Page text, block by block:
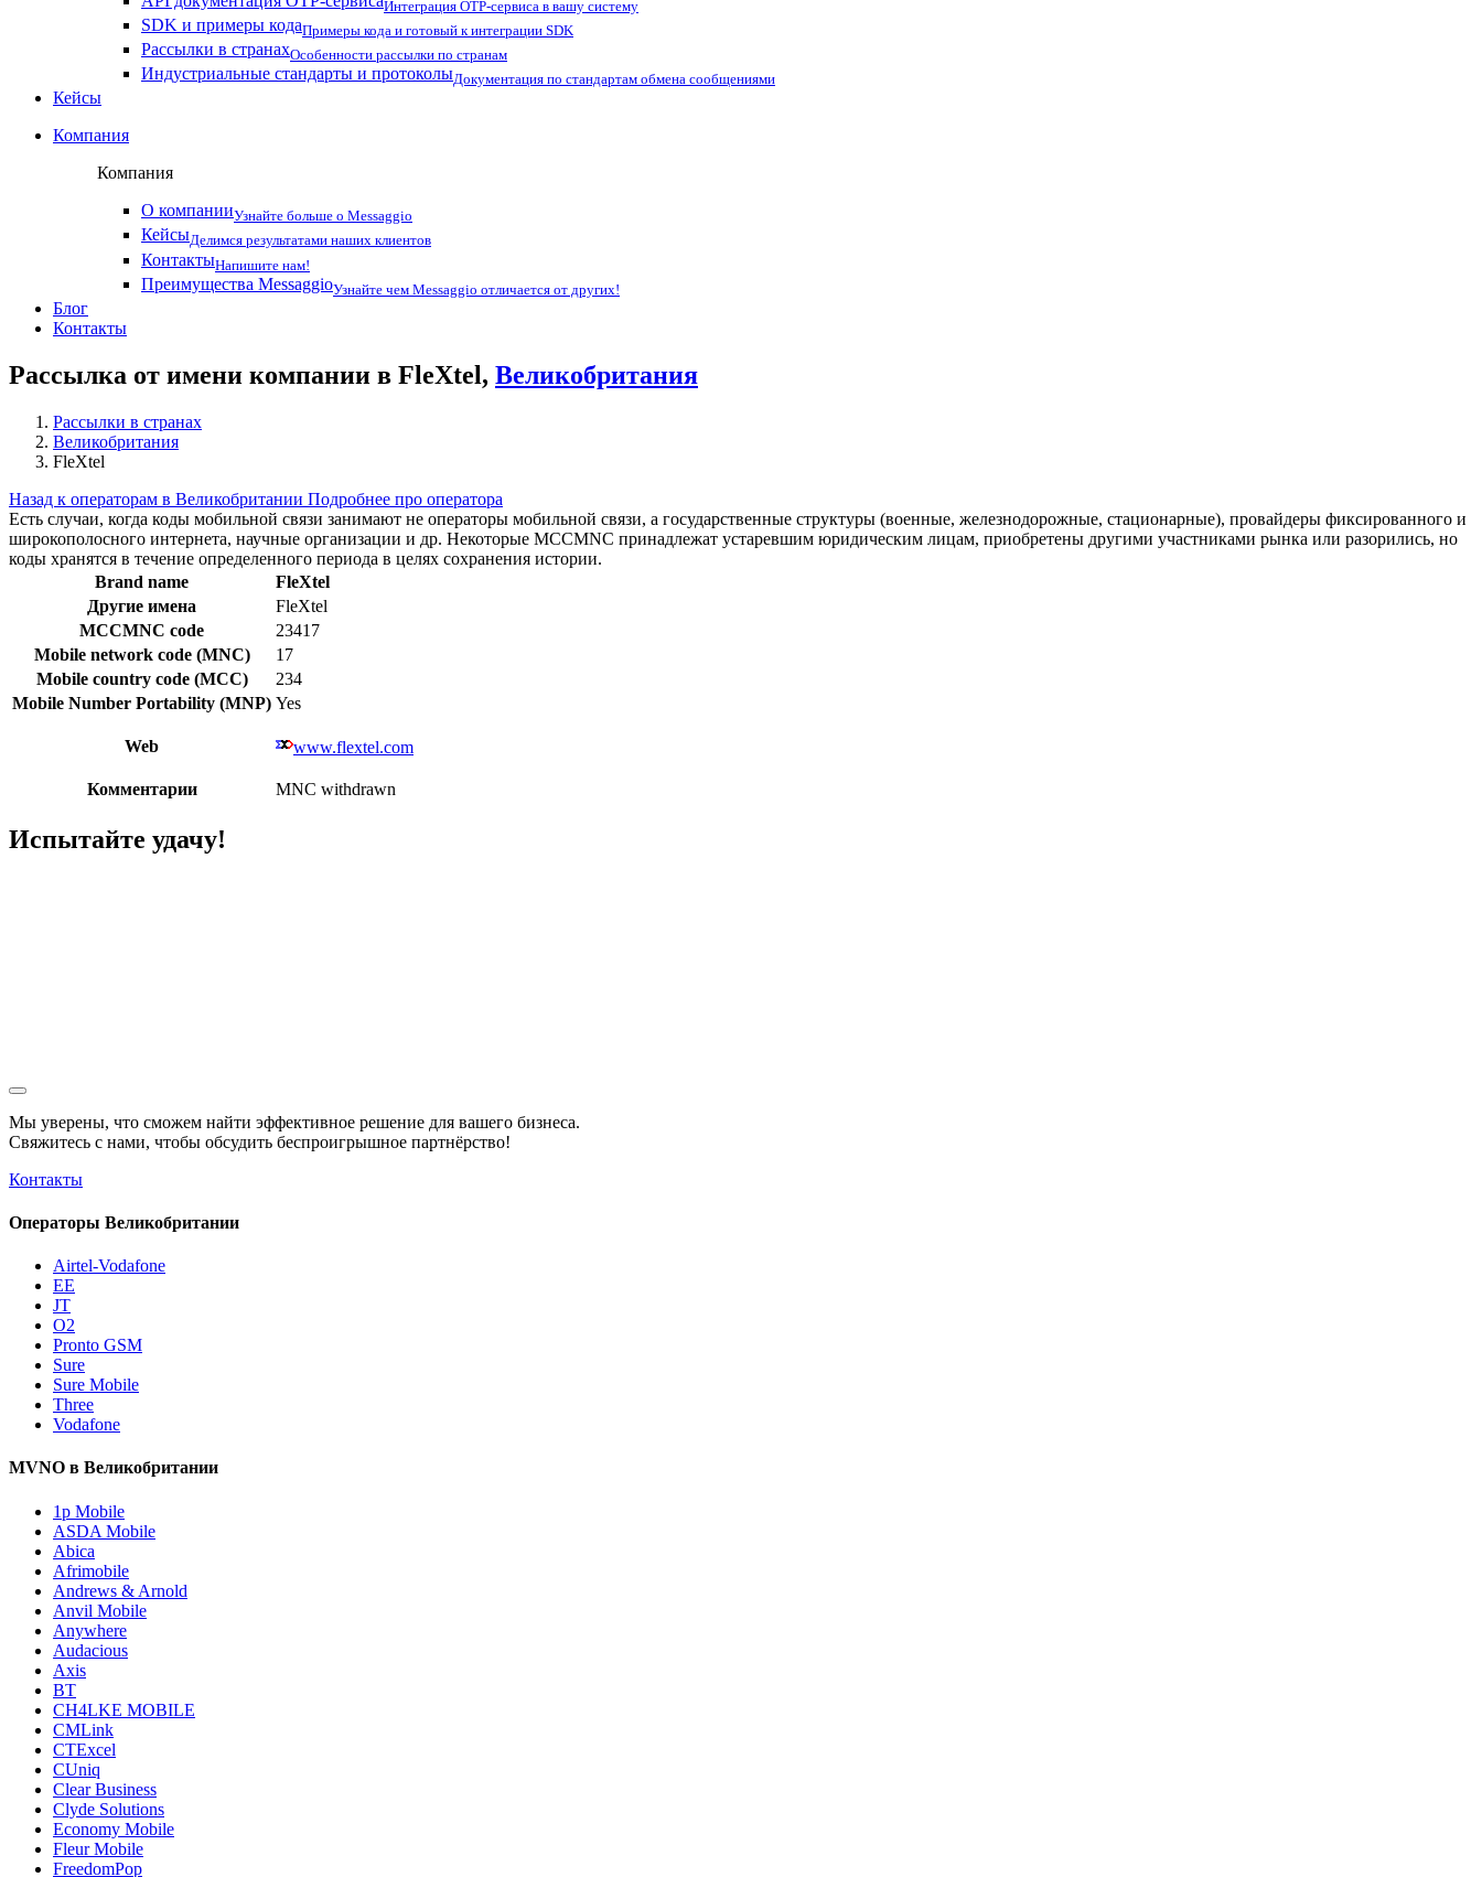
Интеграция OTP-сервиса в вашу систему
SDK и примеры кодаПримеры кода и готовый к интеграции SDK
Рассылки в странахОсобенности рассылки по странам
Индустриальные стандарты и протоколыДокументация по стандартам обмена сообщениями
Кейсы
Компания
Компания
О компанииУзнайте больше о Messaggio
КейсыДелимся результатами наших клиентов
КонтактыНапишите нам!
Преимущества MessaggioУзнайте чем Messaggio отличается от других!
Блог
Контакты
Рассылка от имени компании в FleXtel, Великобритания
Рассылки в странах
Великобритания
FleXtel
Назад к операторам в Великобритании Подробнее про оператора
Есть случаи, когда коды мобильной связи занимают не операторы мобильной связи, а государственные структуры (военные, железнодорожные, стационарные), провайдеры фиксированного и
широкополосного интернета, научные организации и др. Некоторые MCCMNC принадлежат устаревшим юридическим лицам, приобретены другими участниками рынка или разорились, но
коды хранятся в течение определенного периода в целях сохранения истории.
Brand name
FleXtel
Другие имена
FleXtel
MCCMNC code
23417
Mobile network code (MNC)
17
Mobile country code (MCC)
234
Mobile Number Portability (MNP) Yes
Web www.flextel.com
Комментарии MNC withdrawn
Испытайте удачу!
Мы уверены, что сможем найти эффективное решение для вашего бизнеса.
Свяжитесь с нами, чтобы обсудить беспроигрышное партнёрство!
Контакты
Операторы Великобритании
Airtel-Vodafone
EE
JT
O2
Pronto GSM
Sure
Sure Mobile
Three
Vodafone
MVNO в Великобритании
1p Mobile
ASDA Mobile
Abica
Afrimobile
Andrews & Arnold
Anvil Mobile
Anywhere
Audacious
Axis
BT
CH4LKE MOBILE
CMLink
CTExcel
CUniq
Clear Business
Clyde Solutions
Economy Mobile
Fleur Mobile
FreedomPop